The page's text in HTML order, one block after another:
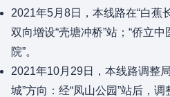
2021年5月8日，本线路在“白蕉
双向增设“壳塘冲桥”站；“侨立
院”。
2021年10月29日，本线路调整
城”方向：经“凤山公园”站后，